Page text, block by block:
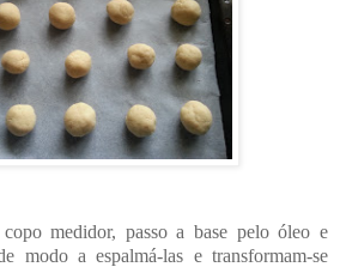
medidor, passo a base pelo óleo e
modo a espalmá-las e transformam-se